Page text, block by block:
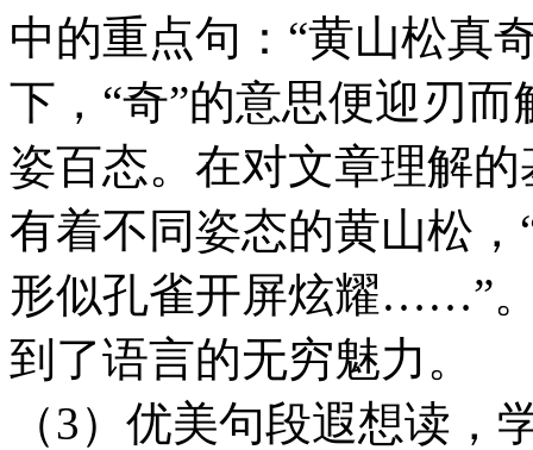
中的重点句：“黄山松真
下，“奇”的意思便迎刃
姿百态。在对文章理解
有着不同姿态的黄山松
形似孔雀开屏炫耀……”
到了语言的无穷魅力。
（3）优美句段遐想读，